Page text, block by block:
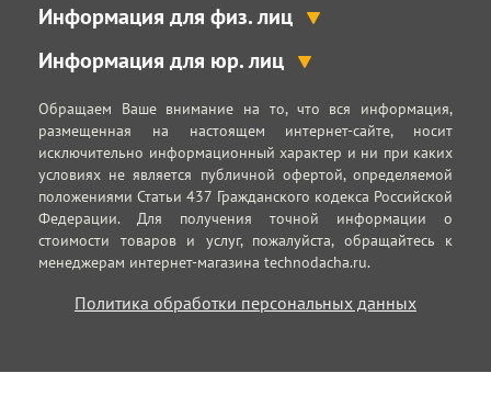
Информация для физ. лиц
Информация для юр. лиц
Обращаем Ваше внимание на то, что вся информация,
размещенная на настоящем интернет-сайте, носит
исключительно информационный характер и ни при каких
условиях не является публичной офертой, определяемой
положениями Статьи 437 Гражданского кодекса Российской
Федерации. Для получения точной информации о
стоимости товаров и услуг, пожалуйста, обращайтесь к
менеджерам интернет-магазина technodacha.ru.
Политика обработки персональных данных